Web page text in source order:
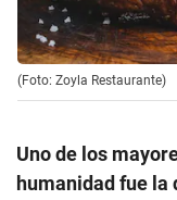
(Foto: Zoyla Restaurante)
Uno de los
humanidad fue